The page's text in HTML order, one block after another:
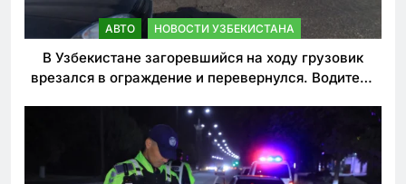
АВТО НОВОСТИ УЗБЕКИСТАНА
В Узбекистане загоревшийся на ходу грузовик
врезался в ограждение и перевернулся. Водитель